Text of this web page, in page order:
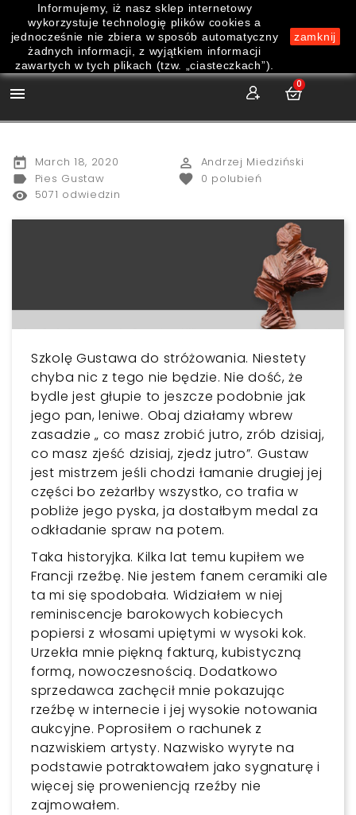

0
today March 18, 2020 perm_identity Andrzej Miedziński
label Pies Gustaw favorite 0 polubień
remove_red_eye 5071 odwiedzin
Szkolę Gustawa do stróżowania. Niestety
chyba nic z tego nie będzie. Nie dość, że
bydle jest głupie to jeszcze podobnie jak
jego pan, leniwe. Obaj działamy wbrew
zasadzie „ co masz zrobić jutro, zrób dzisiaj,
co masz zjeść dzisiaj, zjedz jutro”. Gustaw
jest mistrzem jeśli chodzi łamanie drugiej jej
części bo zeżarłby wszystko, co trafia w
pobliże jego pyska, ja dostałbym medal za
odkładanie spraw na potem.
Taka historyjka. Kilka lat temu kupiłem we
Francji rzeźbę. Nie jestem fanem ceramiki ale
ta mi się spodobała. Widziałem w niej
reminiscencje barokowych kobiecych
popiersi z włosami upiętymi w wysoki kok.
Urzekła mnie piękną fakturą, kubistyczną
formą, nowoczesnością. Dodatkowo
sprzedawca zachęcił mnie pokazując
rzeźbę w internecie i jej wysokie notowania
aukcyjne. Poprosiłem o rachunek z
nazwiskiem artysty. Nazwisko wyryte na
podstawie potraktowałem jako sygnaturę i
więcej się proweniencją rzeźby nie
zajmowałem.
Informujemy, iż nasz sklep internetowy
wykorzystuje technologię plików cookies a
jednocześnie nie zbiera w sposób automatyczny
żadnych informacji, z wyjątkiem informacji
zawartych w tych plikach (tzw. „ciasteczkach”).
zamknij